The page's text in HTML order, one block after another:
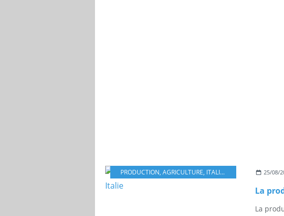
PRODUCTION, AGRICULTURE, ITALIE , , 25/08/
La
La